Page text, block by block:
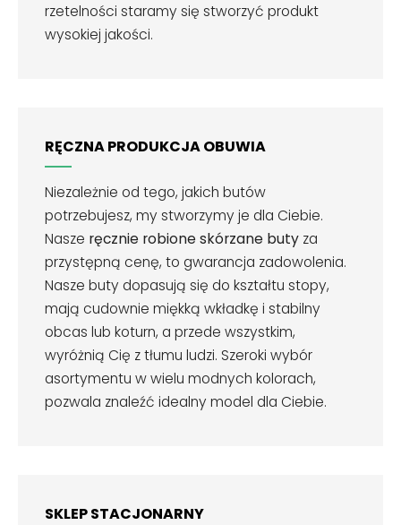
rzetelności staramy się stworzyć produkt
wysokiej jakości.
RĘCZNA PRODUKCJA OBUWIA
Niezależnie od tego, jakich butów
potrzebujesz, my stworzymy je dla Ciebie.
Nasze ręcznie robione skórzane buty za
przystępną cenę, to gwarancja zadowolenia.
Nasze buty dopasują się do kształtu stopy,
mają cudownie miękką wkładkę i stabilny
obcas lub koturn, a przede wszystkim,
wyróżnią Cię z tłumu ludzi. Szeroki wybór
asortymentu w wielu modnych kolorach,
pozwala znaleźć idealny model dla Ciebie.
SKLEP STACJONARNY